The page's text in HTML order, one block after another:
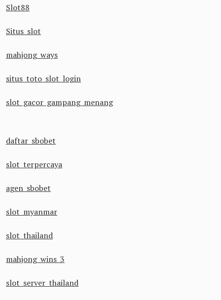
Slot88
Situs slot
mahjong ways
situs toto slot login
slot gacor gampang menang
daftar sbobet
slot terpercaya
agen sbobet
slot myanmar
slot thailand
mahjong wins 3
slot server thailand